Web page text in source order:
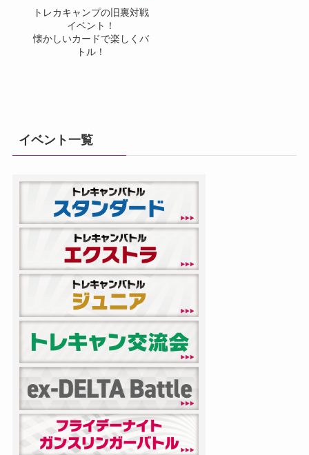
トレカキャンプの旧裏対戦
イベント！
懐かしいカードで楽しくバ
トル！
イベント一覧